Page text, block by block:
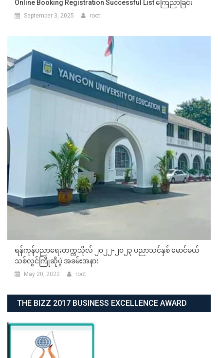
Online Booking Registration Successful List ကြေညာခြင်း
September 3, 2025 root
ရန်ကုန်ပညာရေးတက္ကသိုလ် ၂၀၂၂-၂၀၂၃ ပညာသင်နှစ် မောင်မယ်
သစ်လွင်ကြိုဆိုပွဲ အခမ်းအနား
May 20, 2022 root
THE BIZZ 2017 BUSINESS EXCELLENCE AWARD